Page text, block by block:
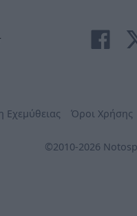
Εχεμύθειας Όροι Χρήσης
©2010-2026